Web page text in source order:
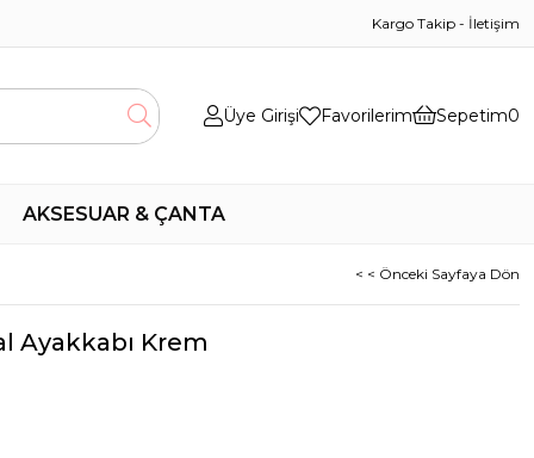
Kargo Takip - İletişim
Üye Girişi Favorilerim Sepetim0
AKSESUAR & ÇANTA
< < Önceki Sayfaya Dön
Ayakkabı Krem